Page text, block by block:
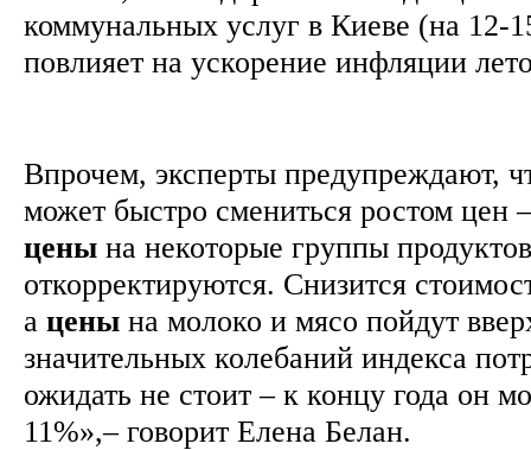
коммунальных услуг в Киеве (на 12-
повлияет на ускорение инфляции
Впрочем, эксперты предупреждают,
может быстро смениться ростом цен
цены на некоторые группы
откорректируются. Снизится
а цены на молоко и мясо пойдут
значительных колебаний индекса
ожидать не стоит – к концу года он
11%»,– говорит Елена Белан.